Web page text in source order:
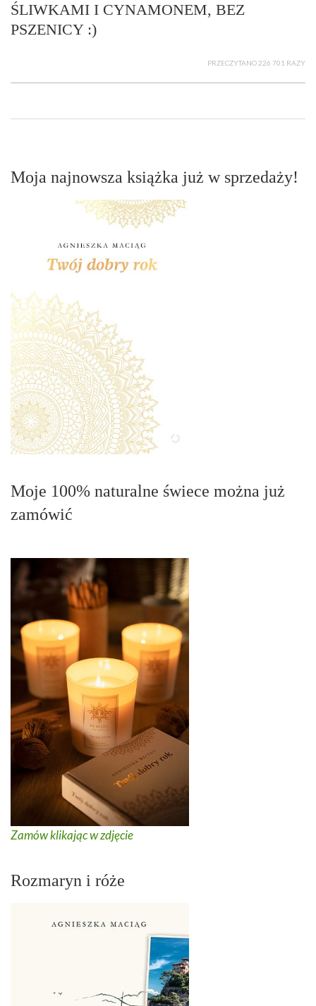
ŚLIWKAMI I CYNAMONEM, BEZ
PSZENICY :)
PRZECZYTANO 226 701 RAZY
Moja najnowsza książka już w sprzedaży!
Moje 100% naturalne świece można już
zamówić
Zamów klikając w zdjęcie
Rozmaryn i róże